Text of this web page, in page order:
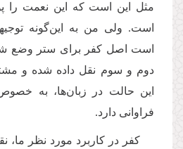
مثل این است که این نعمت را
است. ولی من به این‌گونه
است اصل کفر برای ستر وضع
دوم و سوم نقل داده شده و
این حالت در زبان‌ها، به
فراوانی دارد.
کفر در کاربرد مورد نظر ما،